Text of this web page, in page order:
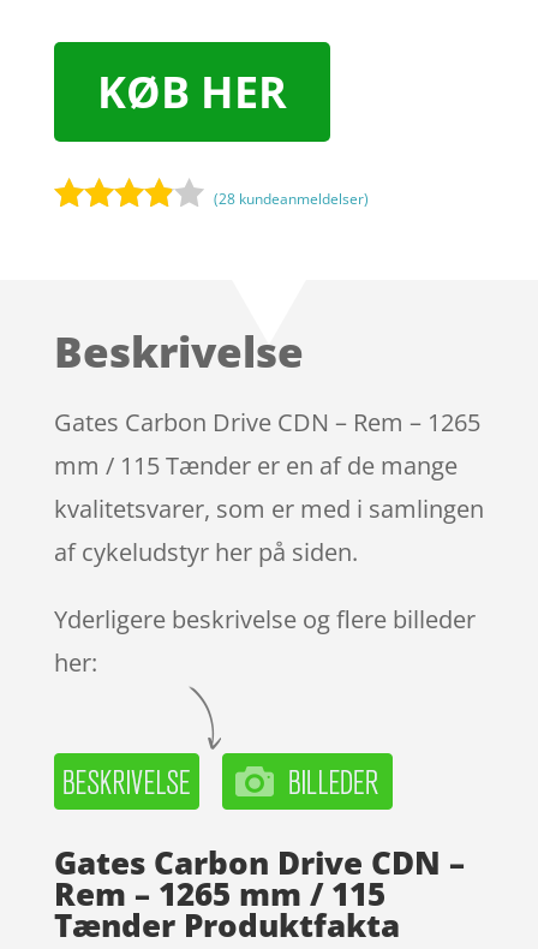
KØB HER
på
ømmels
er
(28 kundeanmeldelser)
Beskrivelse
Gates Carbon Drive CDN – Rem – 1265
mm / 115 Tænder er en af de mange
kvalitetsvarer, som er med i samlingen
af cykeludstyr her på siden.
Yderligere beskrivelse og flere billeder
her:
Gates Carbon Drive CDN –
Rem – 1265 mm / 115
Tænder Produktfakta